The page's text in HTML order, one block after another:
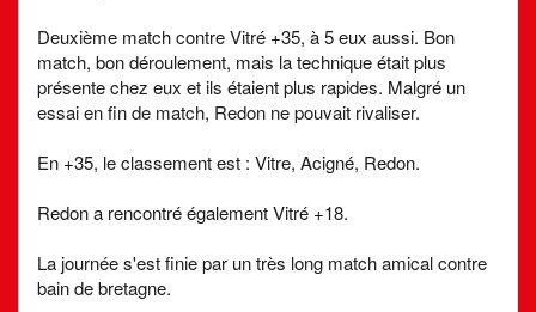
Deuxième match contre Vitré +35, à 5 eux aussi. Bon
match, bon déroulement, mais la technique était plus
présente chez eux et ils étaient plus rapides. Malgré un
essai en fin de match, Redon ne pouvait rivaliser.
En +35, le classement est : Vitre, Acigné, Redon.
Redon a rencontré également Vitré +18.
La journée s'est finie par un très long match amical contre
bain de bretagne.